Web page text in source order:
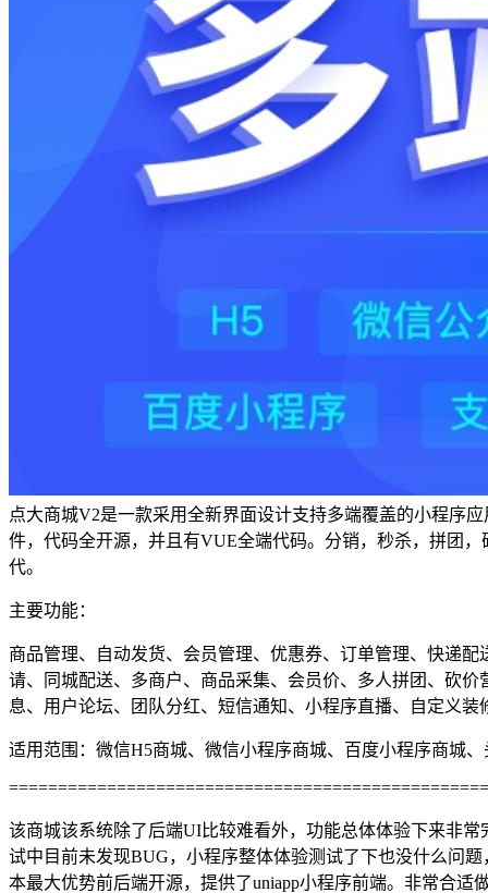
点大商城V2是一款采用全新界面设计支持多端覆盖的小程序
件，代码全开源，并且有VUE全端代码。分销，秒杀，拼团
代。
主要功能：
商品管理、自动发货、会员管理、优惠券、订单管理、快递
请、同城配送、多商户、商品采集、会员价、多人拼团、砍
息、用户论坛、团队分红、短信通知、小程序直播、自定义
适用范围：微信H5商城、微信小程序商城、百度小程序商城
该商城该系统除了后端UI比较难看外，功能总体体验下来非
试中目前未发现BUG，小程序整体体验测试了下也没什么问
本最大优势前后端开源，提供了uniapp小程序前端。非常合